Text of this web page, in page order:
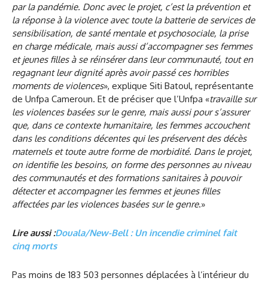
par la pandémie. Donc avec le projet, c’est la prévention et
la réponse à la violence avec toute la batterie de services de
sensibilisation, de santé mentale et psychosociale, la prise
en charge médicale, mais aussi d’accompagner ses femmes
et jeunes filles à se réinsérer dans leur communauté, tout en
regagnant leur dignité après avoir passé ces horribles
moments de violences», explique Siti Batoul, représentante
de Unfpa Cameroun. Et de préciser que l’Unfpa «travaille sur
les violences basées sur le genre, mais aussi pour s’assurer
que, dans ce contexte humanitaire, les femmes accouchent
dans les conditions décentes qui les préservent des décès
maternels et toute autre forme de morbidité. Dans le projet,
on identifie les besoins, on forme des personnes au niveau
des communautés et des formations sanitaires à pouvoir
détecter et accompagner les femmes et jeunes filles
affectées par les violences basées sur le genre.»
Lire aussi :Douala/New-Bell : Un incendie criminel fait
cinq morts
Pas moins de 183 503 personnes déplacées à l’intérieur du